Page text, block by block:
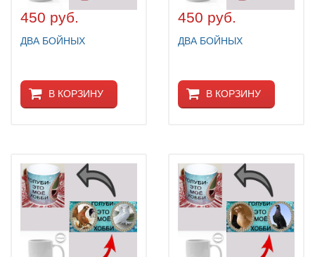
450 руб.
ДВА БОЙНЫХ
В КОРЗИНУ
450 руб.
ДВА БОЙНЫХ
В КОРЗИНУ